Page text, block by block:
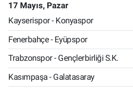
17 Mayıs, Pazar
Kayserispor - Konyaspor
Fenerbahçe - Eyüpspor
Trabzonspor - Gençlerbirliği S.K.
Kasımpaşa - Galatasaray